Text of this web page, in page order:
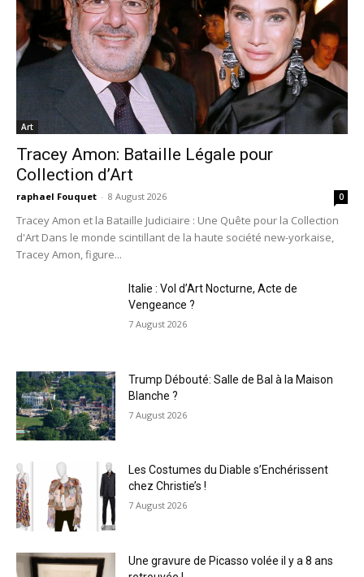
Art
Tracey Amon: Bataille Légale pour
Collection d’Art
raphael Fouquet - 8 August 2026 0
Tracey Amon et la Bataille Judiciaire : Une Quête pour la Collection
d'Art Dans le monde scintillant de la haute société new-yorkaise,
Tracey Amon, figure...
Italie : Vol d’Art Nocturne, Acte de
Vengeance ?
7 August 2026
Trump Débouté: Salle de Bal à la Maison
Blanche ?
7 August 2026
Les Costumes du Diable s’Enchérissent
chez Christie’s !
7 August 2026
Une gravure de Picasso volée il y a 8 ans